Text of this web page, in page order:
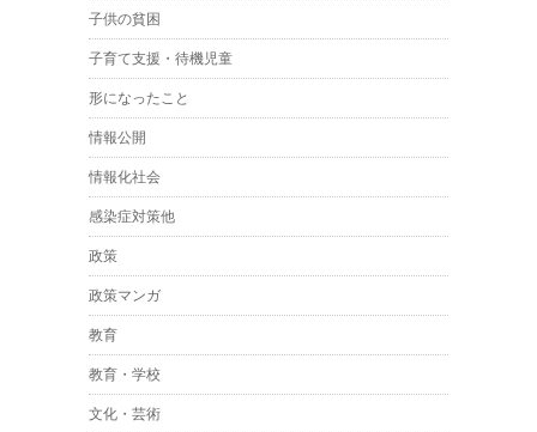
子供の貧困
子育て支援・待機児童
形になったこと
情報公開
情報化社会
感染症対策他
政策
政策マンガ
教育
教育・学校
文化・芸術